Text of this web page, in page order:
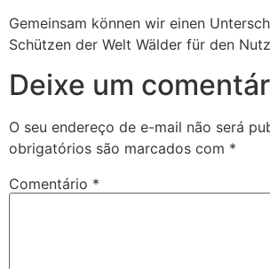
Gemeinsam können wir einen
Schützen der Welt Wälder für den
Deixe um
O seu endereço de e-mail não será
obrigatórios são marcados com *
Comentário *